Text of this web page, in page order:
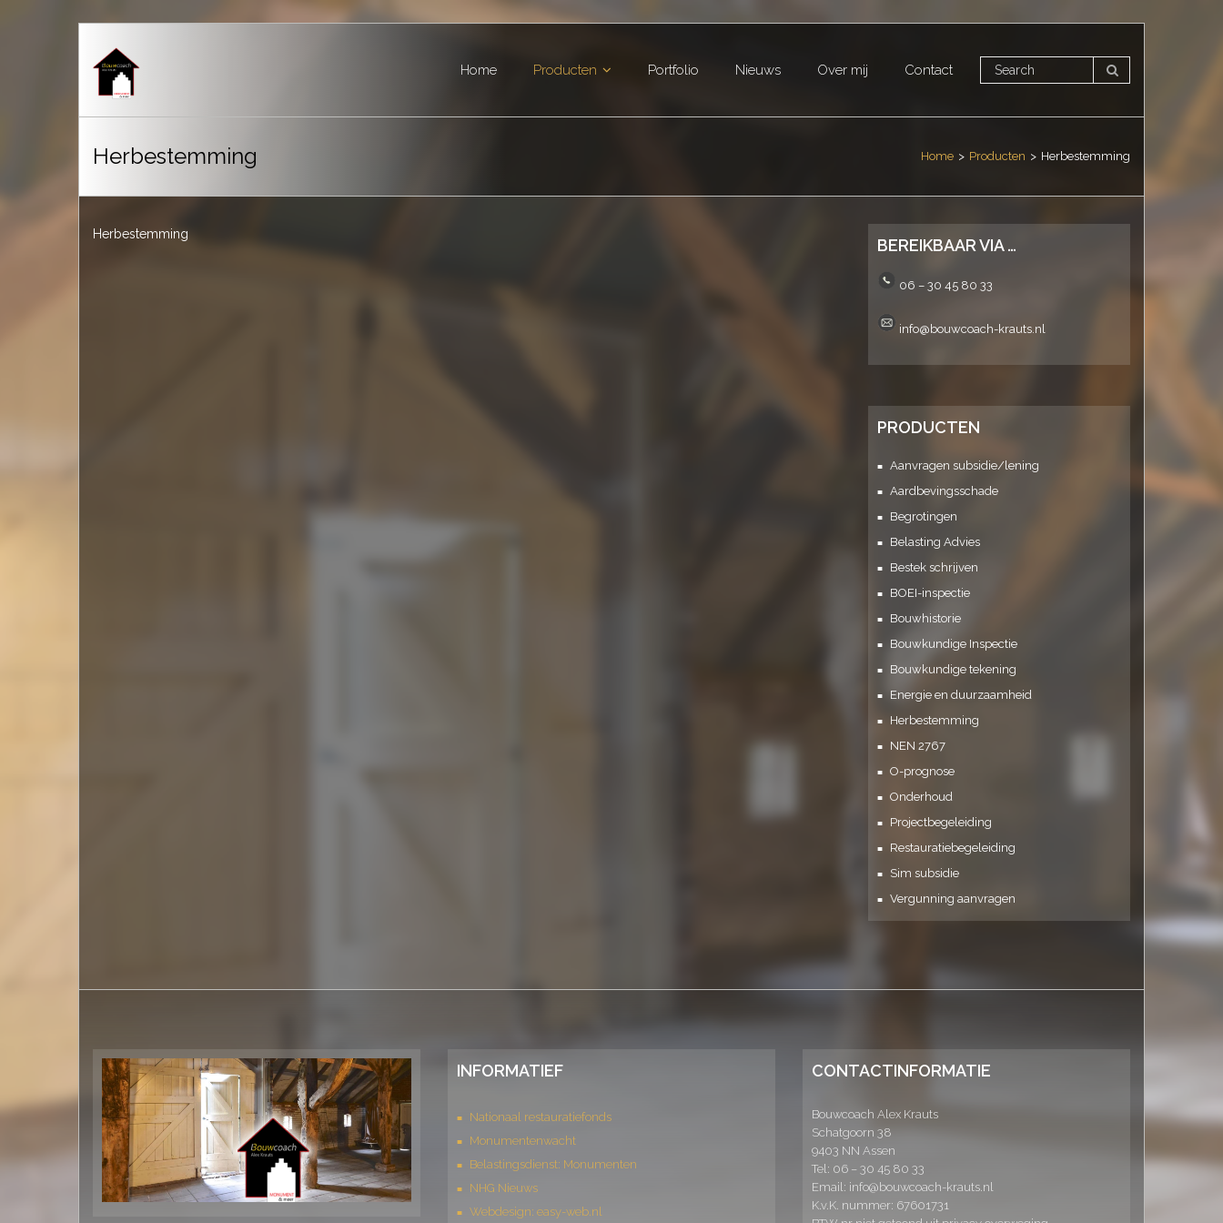
Home Producten Portfolio Nieuws Over mij Contact
Herbestemming Home > Producten > Herbestemming
Herbestemming
BEREIKBAAR VIA …
06 – 30 45 80 33
info@bouwcoach-krauts.nl
PRODUCTEN
Aanvragen subsidie/lening
Aardbevingsschade
Begrotingen
Belasting Advies
Bestek schrijven
BOEI-inspectie
Bouwhistorie
Bouwkundige Inspectie
Bouwkundige tekening
Energie en duurzaamheid
Herbestemming
NEN 2767
O-prognose
Onderhoud
Projectbegeleiding
Restauratiebegeleiding
Sim subsidie
Vergunning aanvragen
INFORMATIEF
Nationaal restauratiefonds
Monumentenwacht
Belastingsdienst: Monumenten
NHG Nieuws
Webdesign: easy-web.nl
CONTACTINFORMATIE
Bouwcoach Alex Krauts
Schatgoorn 38
9403 NN Assen
Tel: 06 – 30 45 80 33
Email: info@bouwcoach-krauts.nl
K.v.K. nummer: 67601731